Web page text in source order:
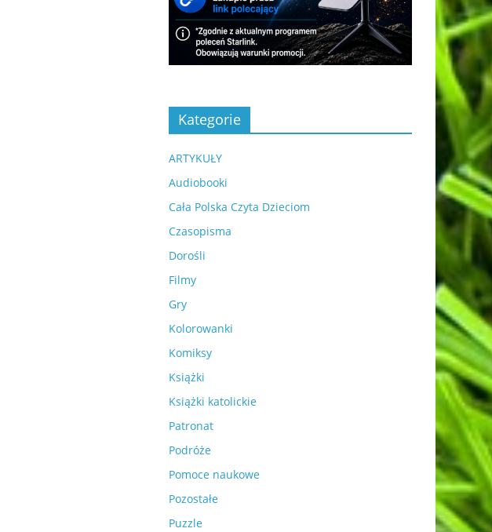
Kategorie
ARTYKUŁY
Audiobooki
Cała Polska Czyta Dzieciom
Czasopisma
Dorośli
Filmy
Gry
Kolorowanki
Komiksy
Książki
Książki katolickie
Patronat
Podróże
Pomoce naukowe
Pozostałe
Puzzle